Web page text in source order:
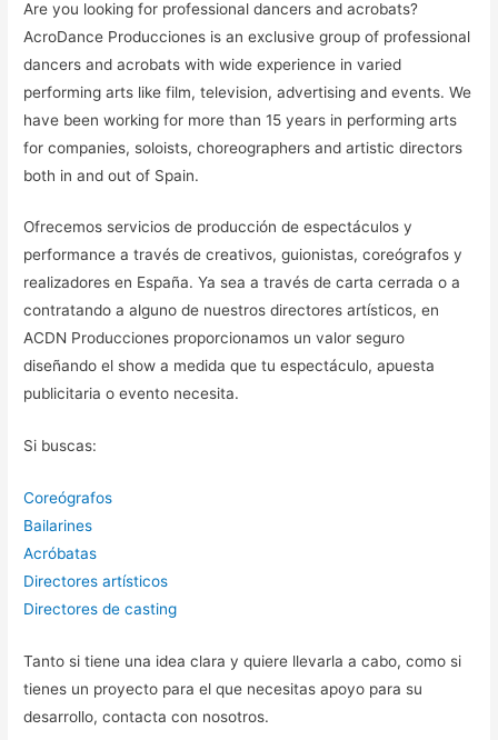
Are you looking for professional dancers and acrobats?
AcroDance Producciones is an exclusive group of professional
dancers and acrobats with wide experience in varied
performing arts like film, television, advertising and events. We
have been working for more than 15 years in performing arts
for companies, soloists, choreographers and artistic directors
both in and out of Spain.
Ofrecemos servicios de producción de espectáculos y
performance a través de creativos, guionistas, coreógrafos y
realizadores en España. Ya sea a través de carta cerrada o a
contratando a alguno de nuestros directores artísticos, en
ACDN Producciones proporcionamos un valor seguro
diseñando el show a medida que tu espectáculo, apuesta
publicitaria o evento necesita.
Si buscas:
Coreógrafos
Bailarines
Acróbatas
Directores artísticos
Directores de casting
Tanto si tiene una idea clara y quiere llevarla a cabo, como si
tienes un proyecto para el que necesitas apoyo para su
desarrollo, contacta con nosotros.